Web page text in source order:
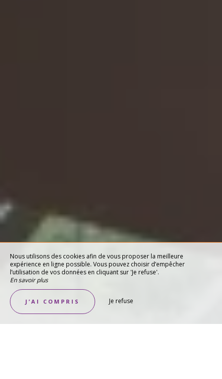
Nous utilisons des cookies afin de vous proposer la meilleure
expérience en ligne possible. Vous pouvez choisir d’empêcher
l’utilisation de vos données en cliquant sur 'Je refuse'.
En savoir plus
J’AI COMPRIS Je refuse